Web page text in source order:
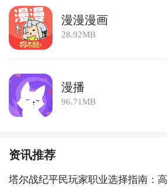
漫漫漫画
28.92MB
漫播
96.71MB
资讯推荐
塔尔战纪平民玩家职业选择指南：